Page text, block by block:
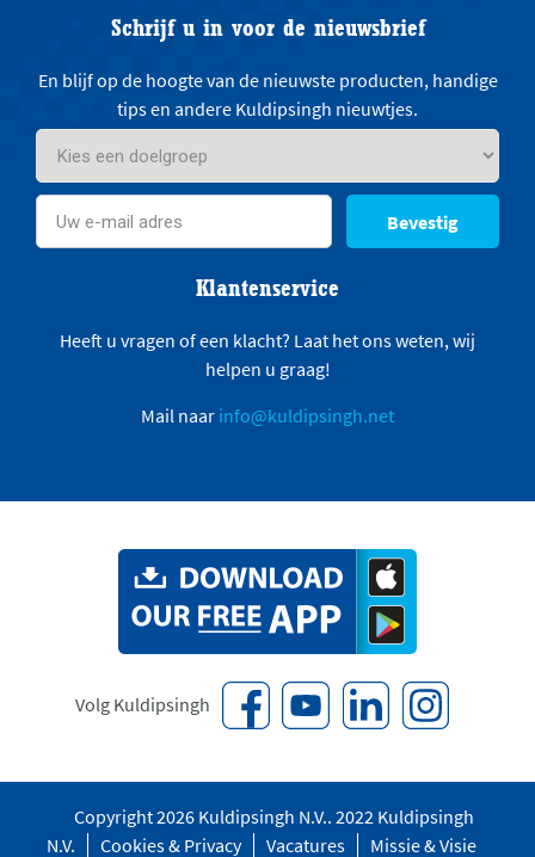
Schrijf u in voor de nieuwsbrief
En blijf op de hoogte van de nieuwste producten, handige
tips en andere Kuldipsingh nieuwtjes.
Bevestig
Klantenservice
Heeft u vragen of een klacht? Laat het ons weten, wij
helpen u graag!
Mail naar info@kuldipsingh.net
Volg Kuldipsingh
Copyright 2026 Kuldipsingh N.V.. 2022 Kuldipsingh
N.V.
Cookies & Privacy Vacatures Missie & Visie